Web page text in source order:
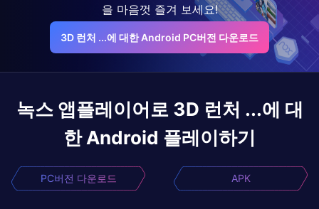
을 마음껏 즐겨 보세요!
3D 런처 ...에 대한 Android PC버전 다운로드
녹스 앱플레이어로 3D 런처 ...에 대
한 Android 플레이하기
PC버전 다운로드 APK